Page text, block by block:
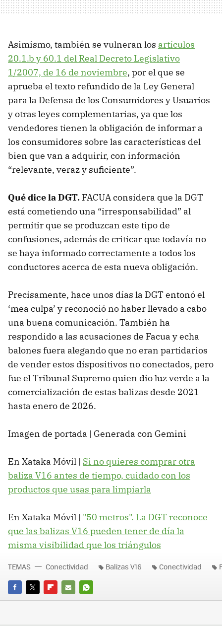
Asimismo, también se vulneran los artículos
20.1.b y 60.1 del Real Decreto Legislativo
1/2007, de 16 de noviembre, por el que se
aprueba el texto refundido de la Ley General
para la Defensa de los Consumidores y Usuarios
y otras leyes complementarias, ya que los
vendedores tienen la obligación de informar a
los consumidores sobre las características del
bien que van a adquirir, con información
“relevante, veraz y suficiente”.
Qué dice la DGT. FACUA considera que la DGT
está cometiendo una “irresponsabilidad” al
permitir que se produzcan este tipo de
confusiones, además de criticar que todavía no
se haya informado correctamente a todos los
conductores acerca de esta nueva obligación.
Precisamente, hace unos días la DGT entonó el
‘mea culpa’ y reconoció no haber llevado a cabo
una buena comunicación. También ha
respondido a las acusaciones de Facua y echa
balones fuera alegando que no eran partidarios
de vender estos dispositivos no conectados, pero
fue el Tribunal Supremo quien dio luz verde a la
comercialización de estas balizas desde 2021
hasta enero de 2026.
Imagen de portada | Generada con Gemini
En Xataka Móvil | Si no quieres comprar otra
baliza V16 antes de tiempo, cuidado con los
productos que usas para limpiarla
En Xataka Móvil | "50 metros". La DGT reconoce
que las balizas V16 pueden tener de día la
misma visibilidad que los triángulos
FACEBOOK
TWITTERFLIPBOARD
E-
WHATSAPP
TEMAS Conectividad Balizas V16 Conectividad